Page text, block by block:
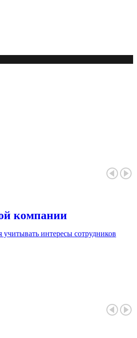
компании
учитывать интересы сотрудников